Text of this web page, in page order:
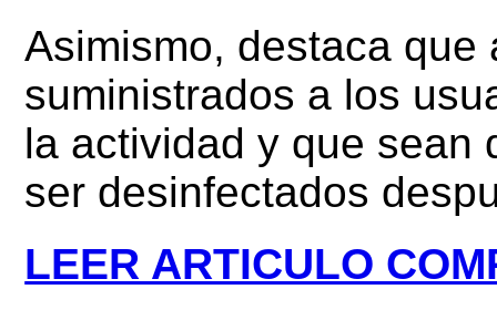
Asimismo, destaca
suministrados a los
la actividad y que sean
ser desinfectados
LEER ARTICULO